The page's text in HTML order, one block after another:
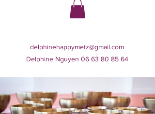
delphinehappymetz@gmail.com
Delphine Nguyen 06 63 80 85 64